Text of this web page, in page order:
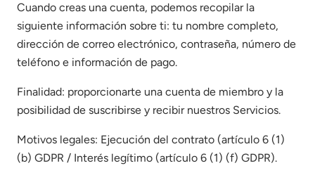
Cuando creas una cuenta, podemos recopilar la
siguiente información sobre ti: tu nombre completo,
dirección de correo electrónico, contraseña, número de
teléfono e información de pago.
Finalidad: proporcionarte una cuenta de miembro y la
posibilidad de suscribirse y recibir nuestros Servicios.
Motivos legales: Ejecución del contrato (artículo 6 (1)
(b) GDPR / Interés legítimo (artículo 6 (1) (f) GDPR).